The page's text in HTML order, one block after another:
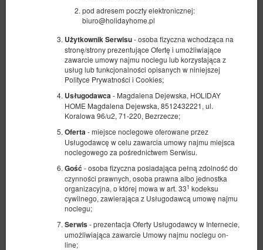
pod adresem poczty elektronicznej:
biuro@holidayhome.pl
Użytkownik Serwisu- osoba fizyczna wchodząca na
stronę/strony prezentujące Ofertę i umożliwiające
zawarcie umowy najmu noclegu lub korzystająca z
usług lub funkcjonalności opisanych w niniejszej
Polityce Prywatności i Cookies;
Usługodawca - Magdalena Dejewska, HOLIDAY
HOME Magdalena Dejewska, 8512432221, ul.
Koralowa 96/u2, 71-220, Bezrzecze;
Oferta - miejsce noclegowe oferowane przez
Usługodawcę w celu zawarcia umowy najmu miejsca
noclegowego za pośrednictwem Serwisu.
Gość - osoba fizyczna posiadająca pełną zdolność do
czynności prawnych, osoba prawna albo jednostka
organizacyjna, o której mowa w art. 331 kodeksu
cywilnego, zawierająca z Usługodawcą umowę najmu
noclegu;
Serwis - prezentacja Oferty Usługodawcy w Internecie,
umożliwiająca zawarcie Umowy najmu noclegu on-
line;
Dostępna liczba: 1
pow. 35,00 m2
1 sypialnia
1 łóżko podwójne (Double), 1 sofa rozkładana (Sofa Bed)
1 780,00 zł
Udostępnij Szczegóły Dostępność